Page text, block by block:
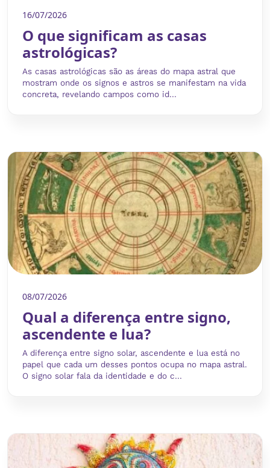
16/07/2026
O que significam as casas
astrológicas?
As casas astrológicas são as áreas do mapa astral que
mostram onde os signos e astros se manifestam na vida
concreta, revelando campos como id...
08/07/2026
Qual a diferença entre signo,
ascendente e lua?
A diferença entre signo solar, ascendente e lua está no
papel que cada um desses pontos ocupa no mapa astral.
O signo solar fala da identidade e do c...